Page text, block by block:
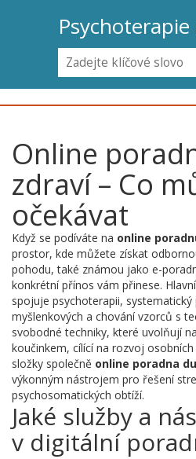
Online
zdraví – Co
očekávat
Když se podíváte na online
prostor, kde můžete získat
pohodu, také známou jako e-
konkrétní přínos vám přinese.
spojuje psychoterapii,
myšlenkových a chování vzorců s
svobodné techniky, které uvolňují
koučinkem, cílící na rozvoj
složky společně online poradna
výkonným nástrojem pro řešení
psychosomatických obtíží.
Jaké služby a
v digitální